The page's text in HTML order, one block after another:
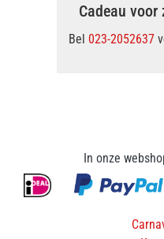
Cadeau
Bel 023-2052637
In onze